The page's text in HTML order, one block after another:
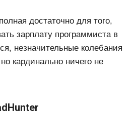
достаточно для того,
зарплату программиста в
незначительные колебания
кардинально ничего не